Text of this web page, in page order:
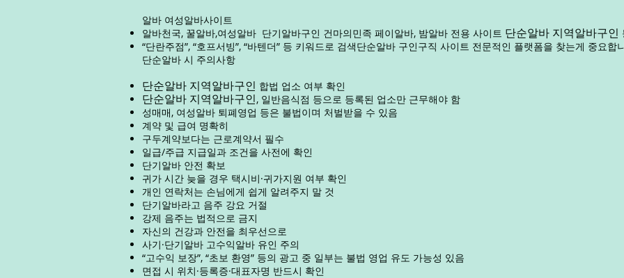
알바 여성알바사이트
알바천국, 꿀알바,여성알바 단기알바구인 건마의민족 페이알바, 밤알바 전용 사이트 단순알바 지역알바구인
“단란주점”, “호프서빙”, “바텐더” 등 키워드로 검색단순알바 구인구직 사이트 전문적인 플랫폼을 찾는게 중요합
단순알바 시 주의사항
단순알바 지역알바구인 합법 업소 여부 확인
단순알바 지역알바구인, 일반음식점 등으로 등록된 업소만 근무해야 함
성매매, 여성알바 퇴폐영업 등은 불법이며 처벌받을 수 있음
계약 및 급여 명확히
구두계약보다는 근로계약서 필수
일급/주급 지급일과 조건을 사전에 확인
단기알바 안전 확보
귀가 시간 늦을 경우 택시비·귀가지원 여부 확인
개인 연락처는 손님에게 쉽게 알려주지 말 것
단기알바라고 음주 강요 거절
강제 음주는 법적으로 금지
자신의 건강과 안전을 최우선으로
사기·단기알바 고수익알바 유인 주의
“고수익 보장”, “초보 환영” 등의 광고 중 일부는 불법 영업 유도 가능성 있음
면접 시 위치·등록증·대표자명 반드시 확인